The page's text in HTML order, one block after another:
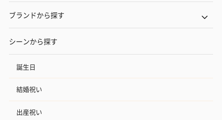
ブランドから探す
シーンから探す
誕生日
結婚祝い
出産祝い